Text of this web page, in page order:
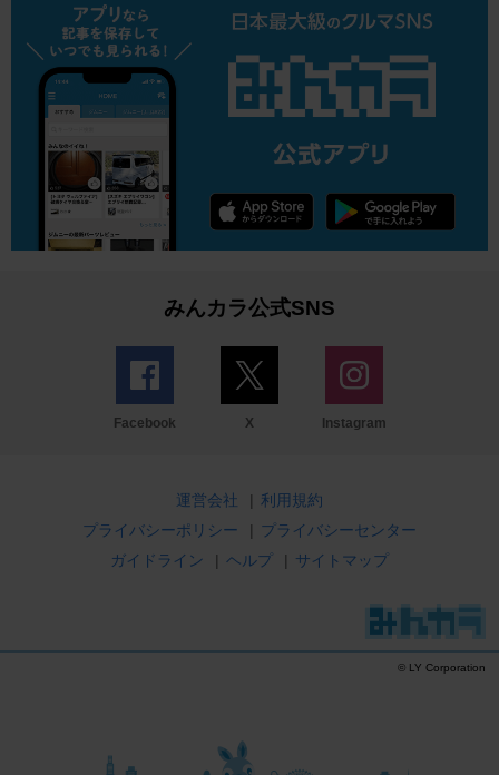
みんカラ公式SNS
Facebook X Instagram
運営会社 | 利用規約
プライバシーポリシー
| プライバシーセンター
ガイドライン
| ヘルプ | サイトマップ
© LY Corporation